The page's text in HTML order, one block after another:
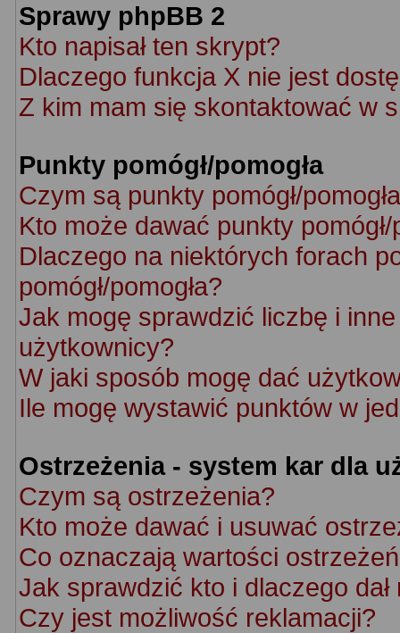
Sprawy phpBB 2
Kto napisał ten skrypt?
Dlaczego funkcja X nie jest
Z kim mam się skontaktować w
Punkty pomógł/pomogła
Czym są punkty pomógł/
Kto może dawać punkty pomógł/
Dlaczego na niektórych forach
pomógł/pomogła?
Jak mogę sprawdzić liczbę i
użytkownicy?
W jaki sposób mogę dać
Ile mogę wystawić punktów w
Ostrzeżenia - system kar dla
Czym są ostrzeżenia?
Kto może dawać i usuwać
Co oznaczają wartości
Jak sprawdzić kto i dlaczego
Czy jest możliwość reklamacji?